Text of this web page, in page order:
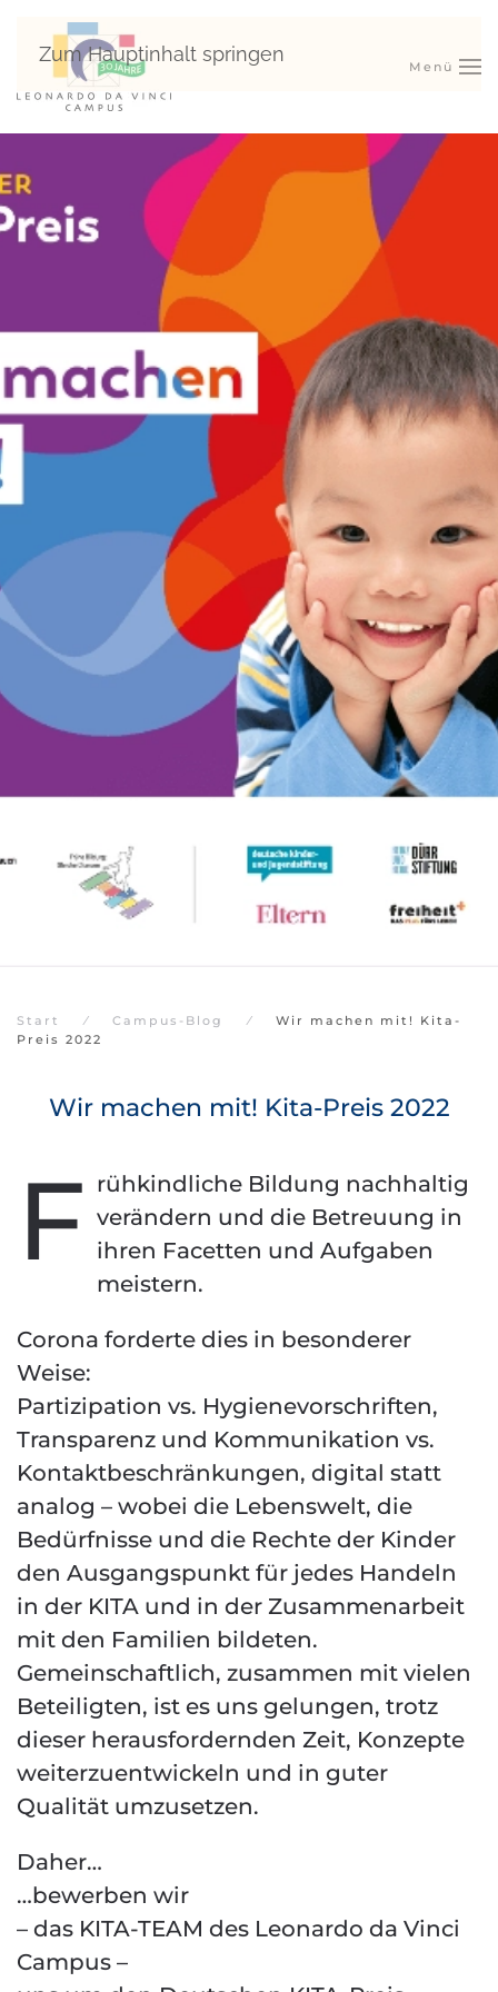
Zum Hauptinhalt springen
Menü
Start Campus-Blog
Wir machen mit! Kita-
Preis 2022
Wir machen mit! Kita-Preis 2022
F rühkindliche Bildung nachhaltig
verändern und die Betreuung in
ihren Facetten und Aufgaben
meistern.
Corona forderte dies in besonderer
Weise:
Partizipation vs. Hygienevorschriften,
Transparenz und Kommunikation vs.
Kontaktbeschränkungen, digital statt
analog – wobei die Lebenswelt, die
Bedürfnisse und die Rechte der Kinder
den Ausgangspunkt für jedes Handeln
in der KITA und in der Zusammenarbeit
mit den Familien bildeten.
Gemeinschaftlich, zusammen mit vielen
Beteiligten, ist es uns gelungen, trotz
dieser herausfordernden Zeit, Konzepte
weiterzuentwickeln und in guter
Qualität umzusetzen.
Daher…
…bewerben wir
– das KITA-TEAM des Leonardo da Vinci
Campus –